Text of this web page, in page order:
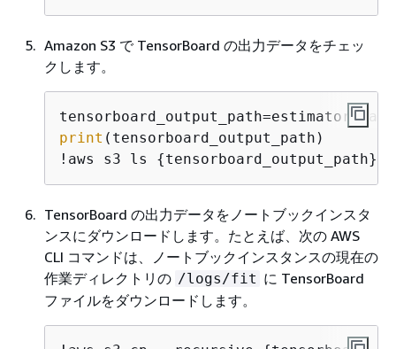
Amazon S3 で TensorBoard の出力データをチェッ
クします。
print (tensorboard_output_path)
!aws s3 ls {tensorboard_output_path}/
TensorBoard の出力データをノートブックインスタ
ンスにダウンロードします。たとえば、次の AWS
CLI コマンドは、ノートブックインスタンスの現在の
作業ディレクトリの /logs/fit に TensorBoard
ファイルをダウンロードします。